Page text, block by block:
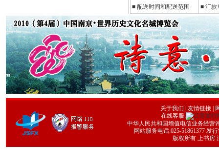
■ 配送时间和配送范围
■ 汇款
关于我们 友情链接 |
在线客服:
中华人民共和国增值电信业务经营
网站服务电话:025-51861377 发
版权所有 上书房